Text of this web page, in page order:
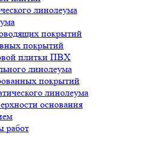
линолеума
покрытий
покрытий
плитки ПВХ
линолеума
покрытий
линолеума
основания
работ